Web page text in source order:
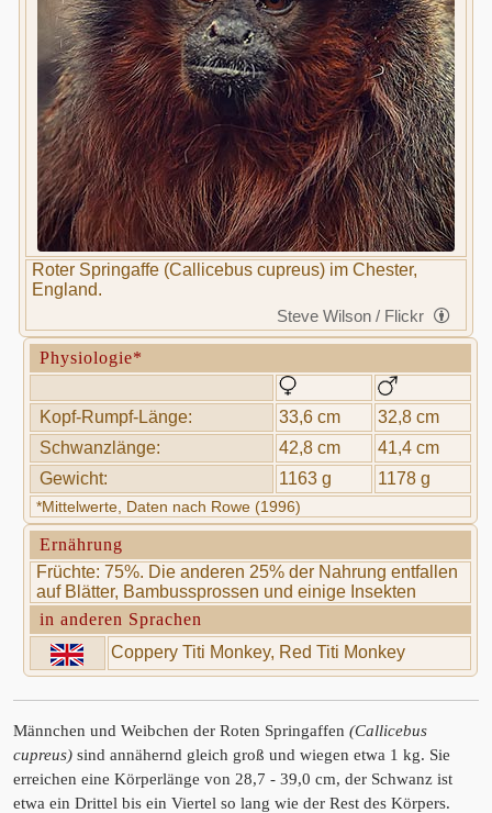
Roter Springaffe (Callicebus cupreus) im Chester,
England.
Steve Wilson / Flickr
Physiologie*
Kopf-Rumpf-Länge: 33,6 cm
32,8 cm
Schwanzlänge:
42,8 cm
41,4 cm
Gewicht:
1163 g 1178 g
*Mittelwerte, Daten nach Rowe (1996)
Ernährung
Früchte: 75%. Die anderen 25% der Nahrung entfallen
auf Blätter, Bambussprossen und einige Insekten
in anderen Sprachen
Coppery Titi Monkey, Red Titi Monkey
Männchen und Weibchen der Roten Springaffen (Callicebus
cupreus) sind annähernd gleich groß und wiegen etwa 1 kg. Sie
erreichen eine Körperlänge von 28,7 - 39,0 cm, der Schwanz ist
etwa ein Drittel bis ein Viertel so lang wie der Rest des Körpers.